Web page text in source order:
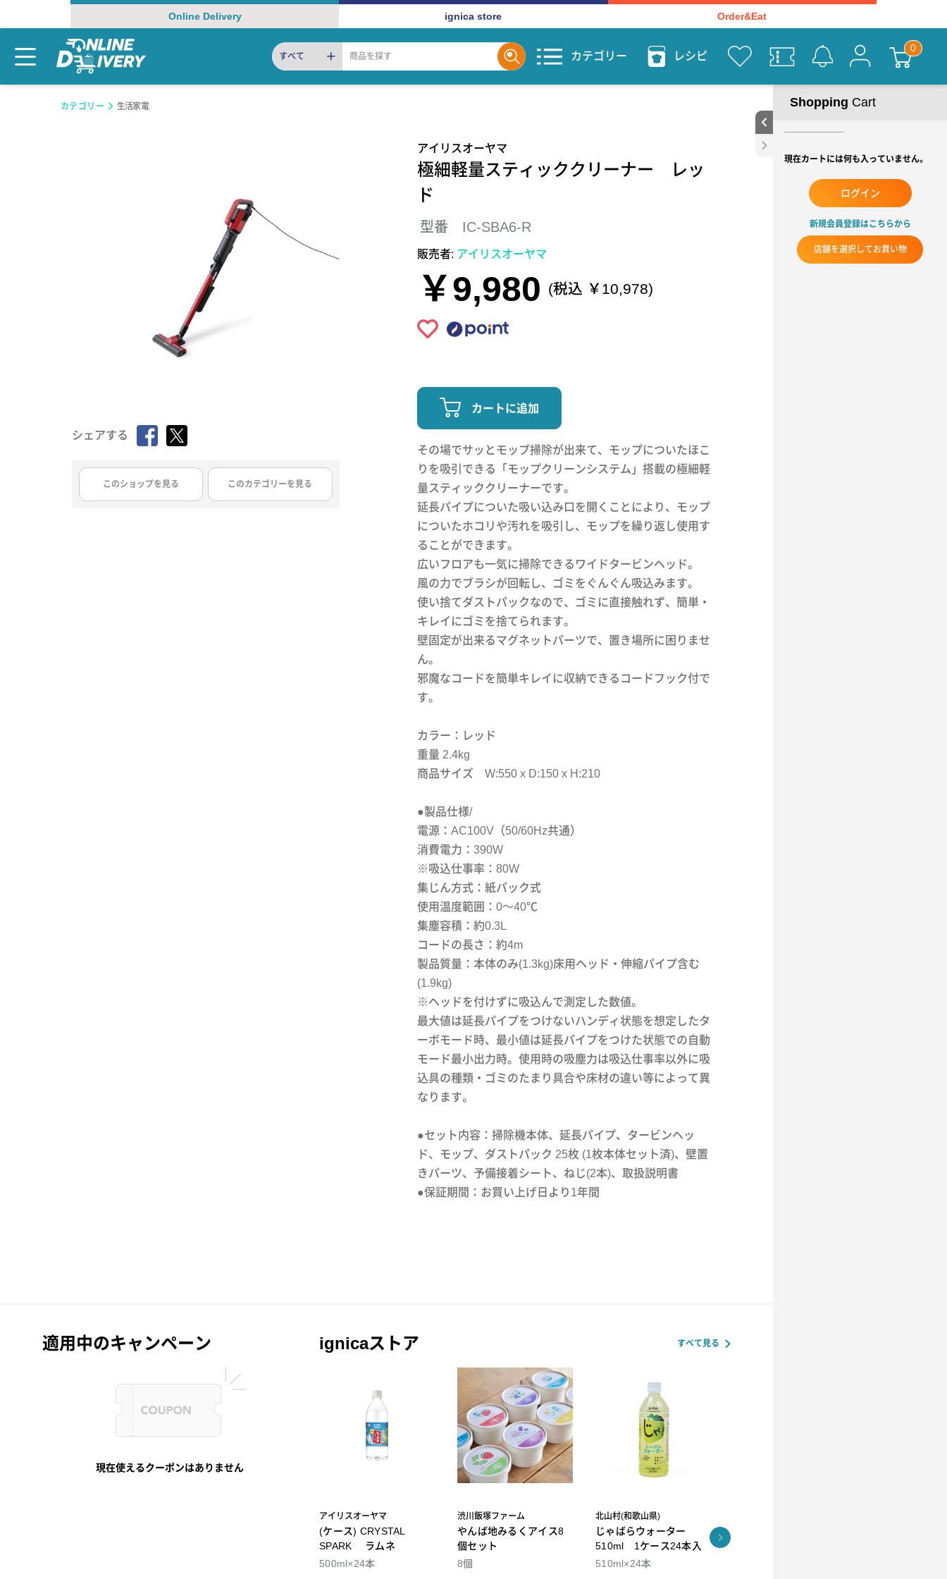
Online Delivery ignica store Order&Eat
すべて カテゴリー レシピ
カテゴリー 生活家電
シェアする
このショップを見る このカテゴリーを見る
アイリスオーヤマ
極細軽量スティッククリーナー レッ
ド
型番 IC-SBA6-R
販売者: アイリスオーヤマ
￥9,980 (税込 ￥10,978)
カートに追加
その場でサッとモップ掃除が出来て、モップについたほこ
りを吸引できる「モップクリーンシステム」搭載の極細軽
量スティッククリーナーです。
延長パイプについた吸い込み口を開くことにより、モップ
についたホコリや汚れを吸引し、モップを繰り返し使用す
ることができます。
広いフロアも一気に掃除できるワイドタービンヘッド。
風の力でブラシが回転し、ゴミをぐんぐん吸込みます。
使い捨てダストパックなので、ゴミに直接触れず、簡単・
キレイにゴミを捨てられます。
壁固定が出来るマグネットパーツで、置き場所に困りませ
ん。
邪魔なコードを簡単キレイに収納できるコードフック付で
す。
カラー：レッド
重量 2.4kg
商品サイズ W:550 x D:150 x H:210
●製品仕様/
電源：AC100V（50/60Hz共通）
消費電力：390W
※吸込仕事率：80W
集じん方式：紙パック式
使用温度範囲：0～40℃
集塵容積：約0.3L
コードの長さ：約4m
製品質量：本体のみ(1.3kg)床用ヘッド・伸縮パイプ含む
(1.9kg)
※ヘッドを付けずに吸込んで測定した数値。
最大値は延長パイプをつけないハンディ状態を想定したタ
ーボモード時、最小値は延長パイプをつけた状態での自動
モード最小出力時。使用時の吸塵力は吸込仕事率以外に吸
込具の種類・ゴミのたまり具合や床材の違い等によって異
なります。
●セット内容：掃除機本体、延長パイプ、タービンヘッ
ド、モップ、ダストパック 25枚 (1枚本体セット済)、壁置
きパーツ、予備接着シート、ねじ(2本)、取扱説明書
●保証期間：お買い上げ日より1年間
適用中のキャンペーン
現在使えるクーポンはありません
ignicaストア すべて見る
アイリスオーヤマ
(ケース) CRYSTAL
SPARK ラムネ
500ml×24本
渋川飯塚ファーム
やんば地みるくアイス8
個セット
8個
北山村(和歌山県)
じゃばらウォーター
510ml 1ケース24本入
510ml×24本
Shopping Cart
現在カートには何も入っていません。
ログイン
新規会員登録はこちらから
店舗を選択してお買い物